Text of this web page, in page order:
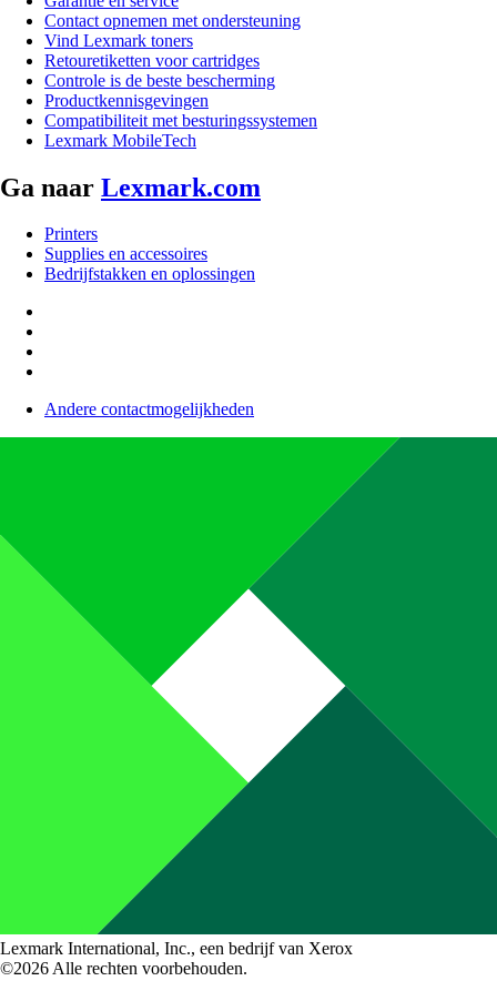
Contact opnemen met ondersteuning
Vind Lexmark toners
Retouretiketten voor cartridges
Controle is de beste bescherming
Productkennisgevingen
Compatibiliteit met besturingssystemen
Lexmark MobileTech
Ga naar Lexmark.com
Printers
Supplies en accessoires
Bedrijfstakken en oplossingen
Andere contactmogelijkheden
Lexmark International, Inc., een bedrijf van Xerox
©2026 Alle rechten voorbehouden.